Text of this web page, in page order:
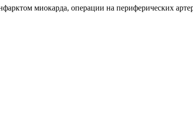
миокарда, операции на периферических